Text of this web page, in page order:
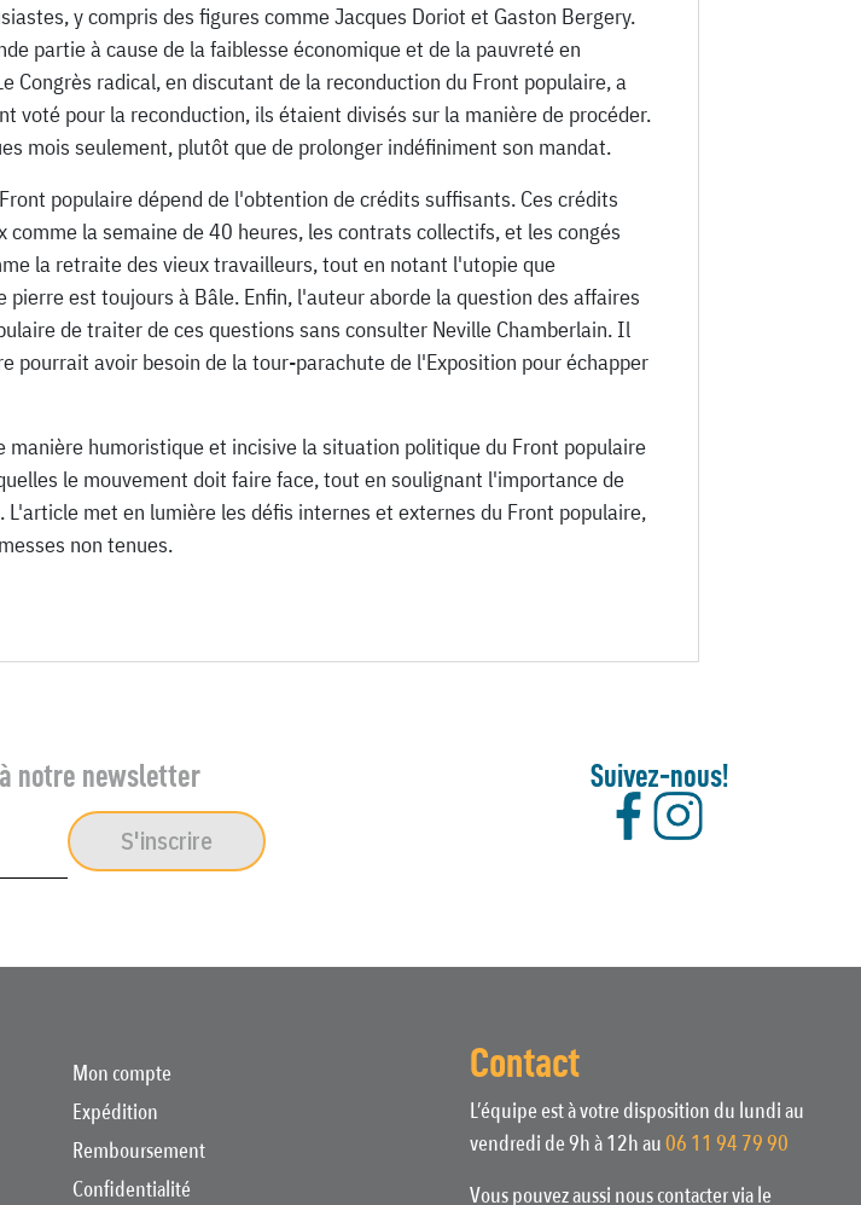
y compris des figures comme Jacques Doriot et Gaston Bergery.
partie à cause de la faiblesse économique et de la pauvreté en
radical, en discutant de la reconduction du Front populaire, a
voté pour la reconduction, ils étaient divisés sur la manière de procéder.
mois seulement, plutôt que de prolonger indéfiniment son mandat.
populaire dépend de l'obtention de crédits suffisants. Ces crédits
la semaine de 40 heures, les contrats collectifs, et les congés
la retraite des vieux travailleurs, tout en notant l'utopie que
est toujours à Bâle. Enfin, l'auteur aborde la question des affaires
de traiter de ces questions sans consulter Neville Chamberlain. Il
pourrait avoir besoin de la tour-parachute de l'Exposition pour échapper
humoristique et incisive la situation politique du Front populaire
le mouvement doit faire face, tout en soulignant l'importance de
met en lumière les défis internes et externes du Front populaire,
non tenues.
notre newsletter
S'inscrire
Suivez-nous!
Mon compte
Expédition
Remboursement
Confidentialité
Contact
L’équipe est à votre disposition du lundi au
vendredi de 9h à 12h au06 11 94 79 90
Vous pouvez aussi nous contacter via le